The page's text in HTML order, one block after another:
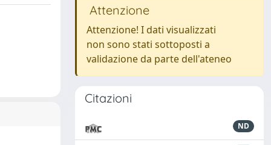
Attenzione
Attenzione! I dati visualizzati
non sono stati sottoposti a
validazione da parte dell'ateneo
Citazioni
ND